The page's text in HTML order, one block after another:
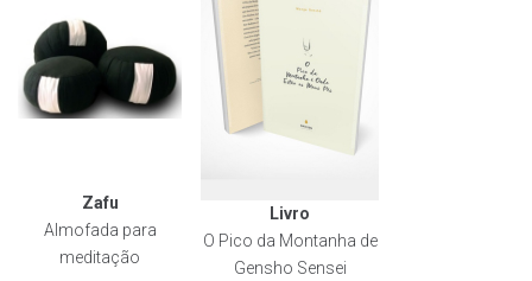
Zafu
Almofada para
meditação
Livro
O Pico da Montanha de
Gensho Sensei